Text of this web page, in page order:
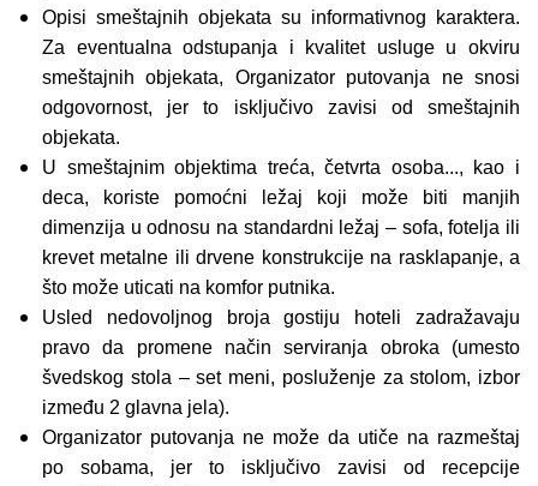
Opisi smeštajnih objekata su informativnog karaktera.
Za eventualna odstupanja i kvalitet usluge u okviru
smeštajnih objekata, Organizator putovanja ne snosi
odgovornost, jer to isključivo zavisi od smeštajnih
objekata.
U smeštajnim objektima treća, četvrta osoba..., kao i
deca, koriste pomoćni ležaj koji može biti manjih
dimenzija u odnosu na standardni ležaj – sofa, fotelja ili
krevet metalne ili drvene konstrukcije na rasklapanje, a
što može uticati na komfor putnika.
Usled nedovoljnog broja gostiju hoteli zadražavaju
pravo da promene način serviranja obroka (umesto
švedskog stola – set meni, posluženje za stolom, izbor
između 2 glavna jela).
Organizator putovanja ne može da utiče na razmeštaj
po sobama, jer to isključivo zavisi od recepcije